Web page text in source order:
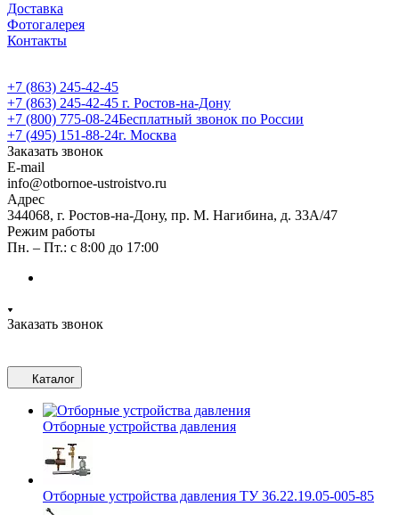
Доставка
Фотогалерея
Контакты
+7 (863) 245-42-45
+7 (863) 245-42-45 г. Ростов-на-Дону
+7 (800) 775-08-24Бесплатный звонок по России
+7 (495) 151-88-24г. Москва
Заказать звонок
E-mail
info@otbornoe-ustroistvo.ru
Адрес
344068, г. Ростов-на-Дону, пр. М. Нагибина, д. 33А/47
Режим работы
Пн. – Пт.: с 8:00 до 17:00
Заказать звонок
Каталог
Отборные устройства давления
Отборные устройства давления ТУ 36.22.19.05-005-85